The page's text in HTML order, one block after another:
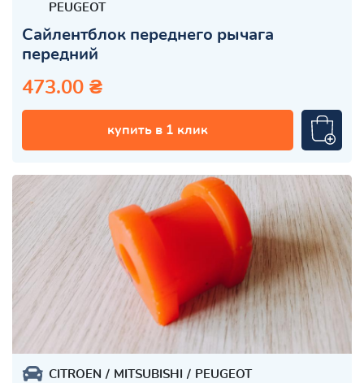
PEUGEOT
Сайлентблок переднего рычага
передний
473.00 ₴
купить в 1 клик
CITROEN MITSUBISHI PEUGEOT